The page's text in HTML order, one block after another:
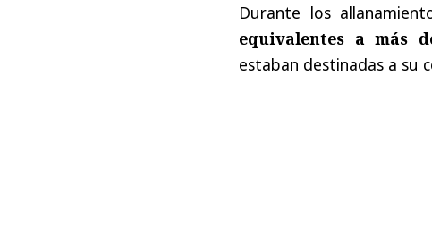
Durante los
equivalentes a más
estaban destinadas a su